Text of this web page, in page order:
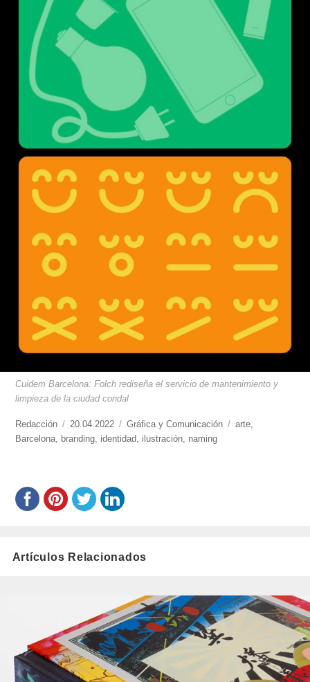
Cuidem Barcelona: Folch rediseña el servicio de mantenimiento y
limpieza de la ciudad condal
https://www.experimenta.es/author/redaccion/
Redacción
Publicado
el
20.04.2022 Categorías
Gráfica y Comunicación Etiquetas
arte,
Barcelona, branding, identidad, ilustración, naming
Artículos Relacionados